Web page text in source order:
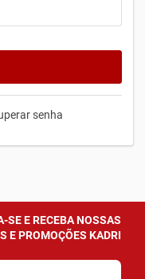
senha
SE E RECEBA NOSSAS
E PROMOÇÕES KADRI